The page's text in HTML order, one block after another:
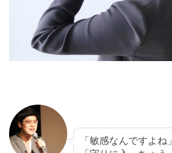
「敏感なんですよね」